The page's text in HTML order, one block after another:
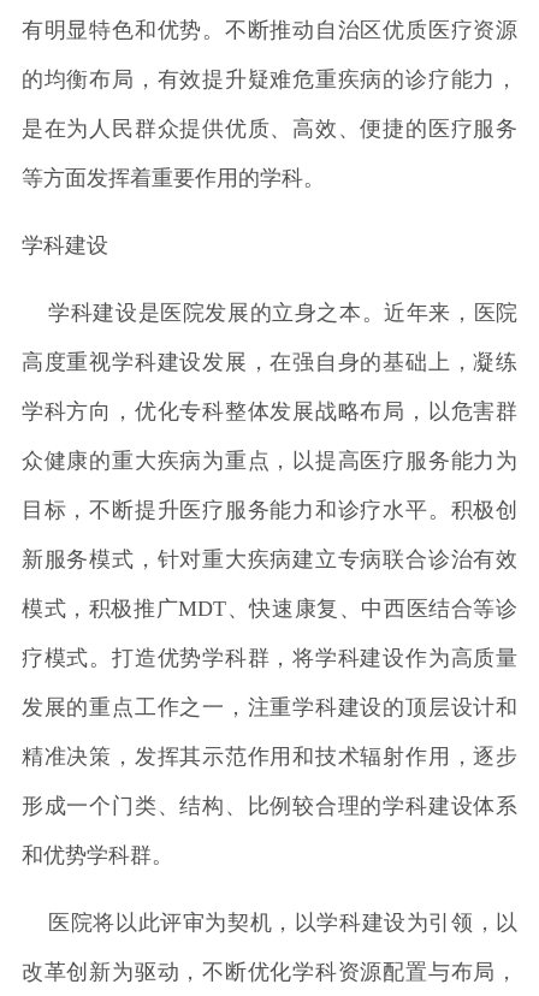
有明显特色和优势。不断推动自治区优质医疗资源
的均衡布局，有效提升疑难危重疾病的诊疗能力，
是在为人民群众提供优质、高效、便捷的医疗服务
等方面发挥着重要作用的学科。
学科建设
学科建设是医院发展的立身之本。近年来，医院
高度重视学科建设发展，在强自身的基础上，凝练
学科方向，优化专科整体发展战略布局，以危害群
众健康的重大疾病为重点，以提高医疗服务能力为
目标，不断提升医疗服务能力和诊疗水平。积极创
新服务模式，针对重大疾病建立专病联合诊治有效
模式，积极推广MDT、快速康复、中西医结合等诊
疗模式。打造优势学科群，将学科建设作为高质量
发展的重点工作之一，注重学科建设的顶层设计和
精准决策，发挥其示范作用和技术辐射作用，逐步
形成一个门类、结构、比例较合理的学科建设体系
和优势学科群。
医院将以此评审为契机，以学科建设为引领，以
改革创新为驱动，不断优化学科资源配置与布局，